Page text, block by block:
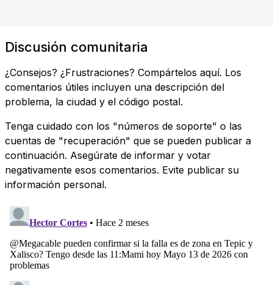
Discusión comunitaria
¿Consejos? ¿Frustraciones? Compártelos aquí. Los
comentarios útiles incluyen una descripción del
problema, la ciudad y el código postal.
Tenga cuidado con los "números de soporte" o las
cuentas de "recuperación" que se pueden publicar a
continuación. Asegúrate de informar y votar
negativamente esos comentarios. Evite publicar su
información personal.